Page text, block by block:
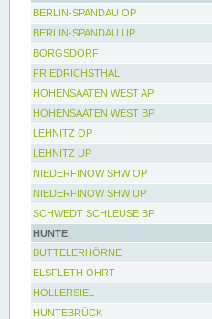
BERLIN-SPANDAU OP
BERLIN-SPANDAU UP
BORGSDORF
FRIEDRICHSTHAL
HOHENSAATEN WEST AP
HOHENSAATEN WEST BP
LEHNITZ OP
LEHNITZ UP
NIEDERFINOW SHW OP
NIEDERFINOW SHW UP
SCHWEDT SCHLEUSE BP
HUNTE
BUTTELERHÖRNE
ELSFLETH OHRT
HOLLERSIEL
HUNTEBRÜCK